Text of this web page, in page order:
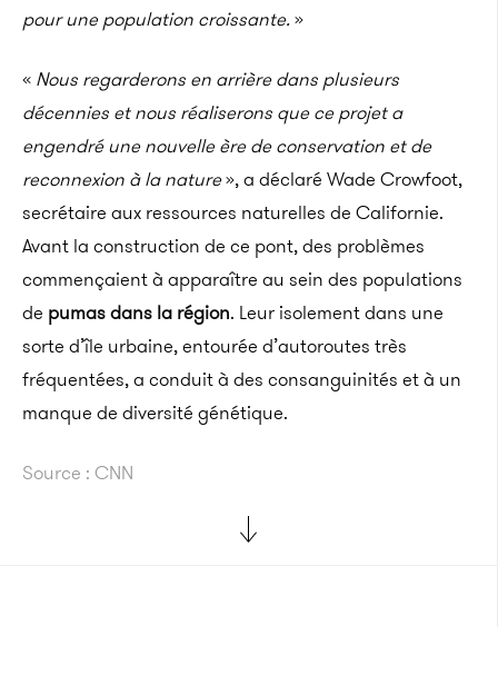
pour une population croissante.»
« Nous regarderons en arrière dans plusieurs
décennies et nous réaliserons que ce projet a
engendré une nouvelle ère de conservation et de
reconnexion à la nature», a déclaré Wade Crowfoot,
secrétaire aux ressources naturelles de Californie.
Avant la construction de ce pont, des problèmes
commençaient à apparaître au sein des populations
de pumas dans la région. Leur isolement dans une
sorte d’île urbaine, entourée d’autoroutes très
fréquentées, a conduit à des consanguinités et à un
manque de diversité génétique.
Source : CNN